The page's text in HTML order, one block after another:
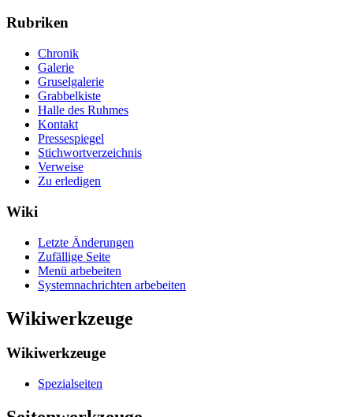
Rubriken
Chronik
Galerie
Gruselgalerie
Grabbelkiste
Halle des Ruhmes
Kontakt
Pressespiegel
Stichwortverzeichnis
Verweise
Zu erledigen
Wiki
Letzte Änderungen
Zufällige Seite
Menü arbebeiten
Systemnachrichten arbebeiten
Wikiwerkzeuge
Wikiwerkzeuge
Spezialseiten